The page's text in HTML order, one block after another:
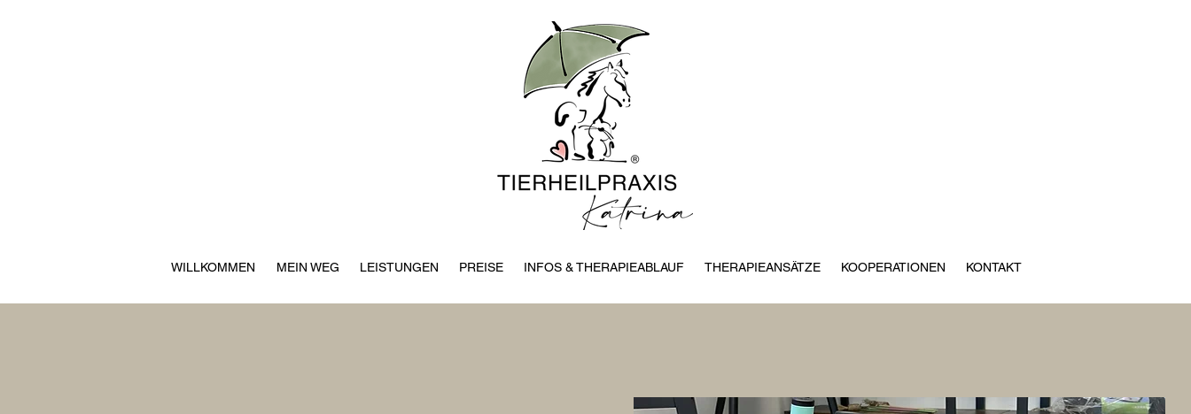
WILLKOMMEN MEIN WEG LEISTUNGEN PREISE INFOS & THERAPIEABLAUF THERAPIEANSÄTZE KOOPERATIONEN KONTAKT